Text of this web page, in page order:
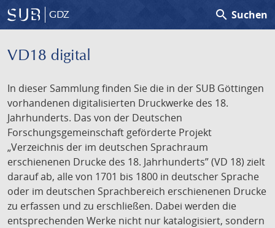
GDZ search Suchen
VD18 digital
In dieser Sammlung finden Sie die in der SUB Göttingen
vorhandenen digitalisierten Druckwerke des 18.
Jahrhunderts. Das von der Deutschen
Forschungsgemeinschaft geförderte Projekt
„Verzeichnis der im deutschen Sprachraum
erschienenen Drucke des 18. Jahrhunderts” (VD 18) zielt
darauf ab, alle von 1701 bis 1800 in deutscher Sprache
oder im deutschen Sprachbereich erschienenen Drucke
zu erfassen und zu erschließen. Dabei werden die
entsprechenden Werke nicht nur katalogisiert, sondern